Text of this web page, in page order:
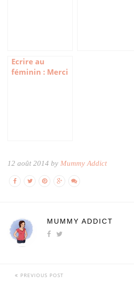
Ecrire au
féminin : Merci
12 août 2014 by Mummy Addict
MUMMY ADDICT
PREVIOUS POST